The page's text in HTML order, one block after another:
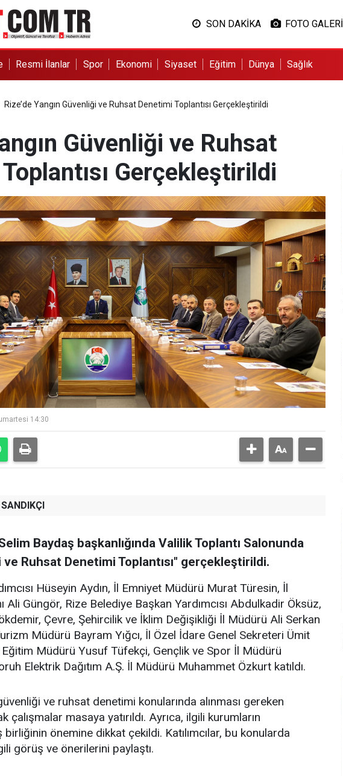
SON DAKİKA FOTO GALERİ
Resmi İlanlar Spor Ekonomi Siyaset Eğitim Dünya Sağlık
Rize’de Yangın Güvenliği ve Ruhsat Denetimi Toplantısı Gerçekleştirildi
Güvenliği ve Ruhsat
Gerçekleştirildi
14:30
Baydaş başkanlığında Valilik Toplantı Salonunda
ve Ruhsat Denetimi Toplantısı" gerçekleştirildi.
Hüseyin Aydın, İl Emniyet Müdürü Murat Türesin, İl
Ali Güngör, Rize Belediye Başkan Yardımcısı Abdulkadir Öksüz,
Çevre, Şehircilik ve İklim Değişikliği İl Müdürü Ali Serkan
Müdürü Bayram Yığcı, İl Özel İdare Genel Sekreteri Ümit
Eğitim Müdürü Yusuf Tüfekçi, Gençlik ve Spor İl Müdürü
Elektrik Dağıtım A.Ş. İl Müdürü Muhammet Özkurt katıldı.
ve ruhsat denetimi konularında alınması gereken
çalışmalar masaya yatırıldı. Ayrıca, ilgili kurumların
önemine dikkat çekildi. Katılımcılar, bu konularda
görüş ve önerilerini paylaştı.